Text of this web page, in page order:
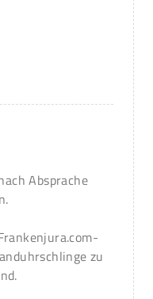
Absprache
zu